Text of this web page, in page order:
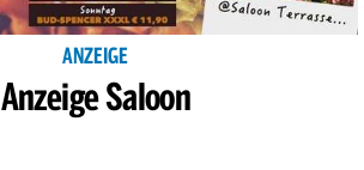
ANZEIGE
Anzeige Saloon